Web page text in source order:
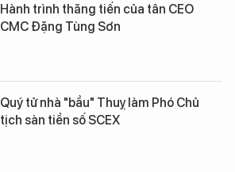
Hành trình thăng tiến của tân CEO
CMC Đặng Tùng Sơn
Quý tử nhà "bầu" Thuỵ làm Phó Chủ
tịch sàn tiền số SCEX